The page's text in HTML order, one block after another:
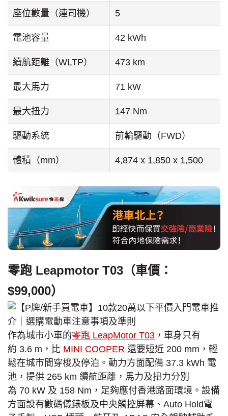
座位數量（連司機） 5
電池容量 42 kWh
續航距離（WLTP） 473 km
最大馬力 71 kW
最大扭力 147 Nm
驅動系統 前輪驅動（FWD）
體積（mm） 4,874 x 1,850 x 1,500
零跑 Leapmotor T03（車價：
$99,000）
作為城市小車的零跑 LeapMotor T03 ，車身只有
約 3.6 m，比 MINI COOPER 還要短近 200 mm，輕
鬆在城市間穿梭及停泊。動力方面配備 37.3 kWh 電
池，提供 265 km 續航距離，馬力及扭力分別
為 70 kW 及 158 Nm，足夠應付香港路面環境。設備
方面設有數碼儀錶板及中央觸控屏幕、Auto Hold電